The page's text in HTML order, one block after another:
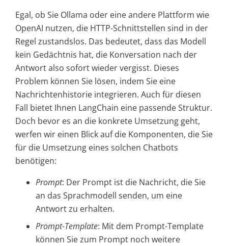
Egal, ob Sie Ollama oder eine andere Plattform wie
OpenAI nutzen, die HTTP-Schnittstellen sind in der
Regel zustandslos. Das bedeutet, dass das Modell
kein Gedächtnis hat, die Konversation nach der
Antwort also sofort wieder vergisst. Dieses
Problem können Sie lösen, indem Sie eine
Nachrichtenhistorie integrieren. Auch für diesen
Fall bietet Ihnen LangChain eine passende Struktur.
Doch bevor es an die konkrete Umsetzung geht,
werfen wir einen Blick auf die Komponenten, die Sie
für die Umsetzung eines solchen Chatbots
benötigen:
Prompt: Der Prompt ist die Nachricht, die Sie
an das Sprachmodell senden, um eine
Antwort zu erhalten.
Prompt-Template: Mit dem Prompt-Template
können Sie zum Prompt noch weitere